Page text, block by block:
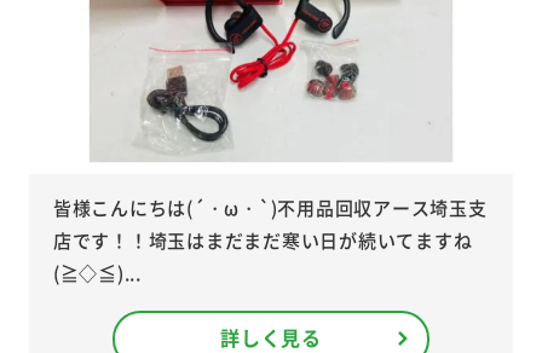
皆様こんにちは(´・ω・`)不用品回収アース埼玉支
店です！！埼玉はまだまだ寒い日が続いてますね
(≧◇≦)...
詳しく見る